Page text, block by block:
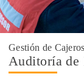
Gestión de
Auditoría de